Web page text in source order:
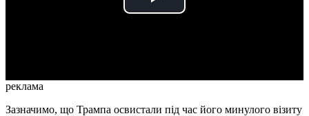
Play
реклама
Зазначимо, що Трампа освистали під час його минулого візиту